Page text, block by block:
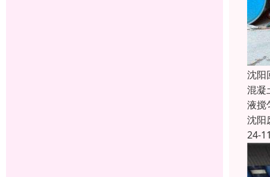
沈阳
混凝
液搅
沈阳
24-